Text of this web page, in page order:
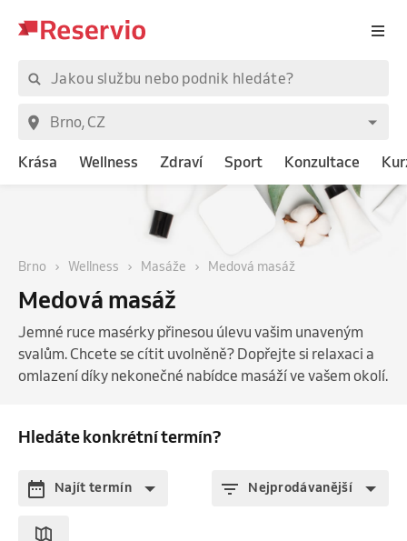
Krása Wellness Zdraví Sport Konzultace
Brno Wellness Masáže Medová masáž
Medová masáž
Jemné ruce masérky přinesou úlevu vašim unaveným
svalům. Chcete se cítit uvolněně? Dopřejte si relaxaci a
omlazení díky nekonečné nabídce masáží ve vašem okolí.
Hledáte konkrétní termín?
Najít termín Nejprodávanější